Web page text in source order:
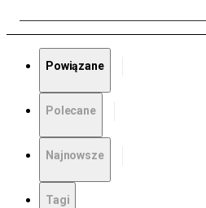
Powiązane
Polecane
Najnowsze
Tagi